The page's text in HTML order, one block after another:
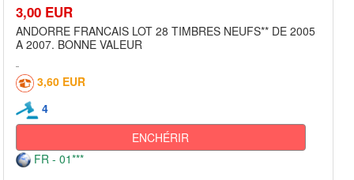
3,00 EUR
ANDORRE FRANCAIS LOT 28 TIMBRES NEUFS** DE 2005
A 2007. BONNE VALEUR
3,60 EUR
4
ENCHÉRIR
FR - 01***